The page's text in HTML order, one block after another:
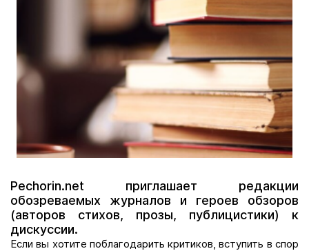
Pechorin.net приглашает редакции
обозреваемых журналов и героев обзоров
(авторов стихов, прозы, публицистики) к
дискуссии.
Если вы хотите поблагодарить критиков, вступить в спор